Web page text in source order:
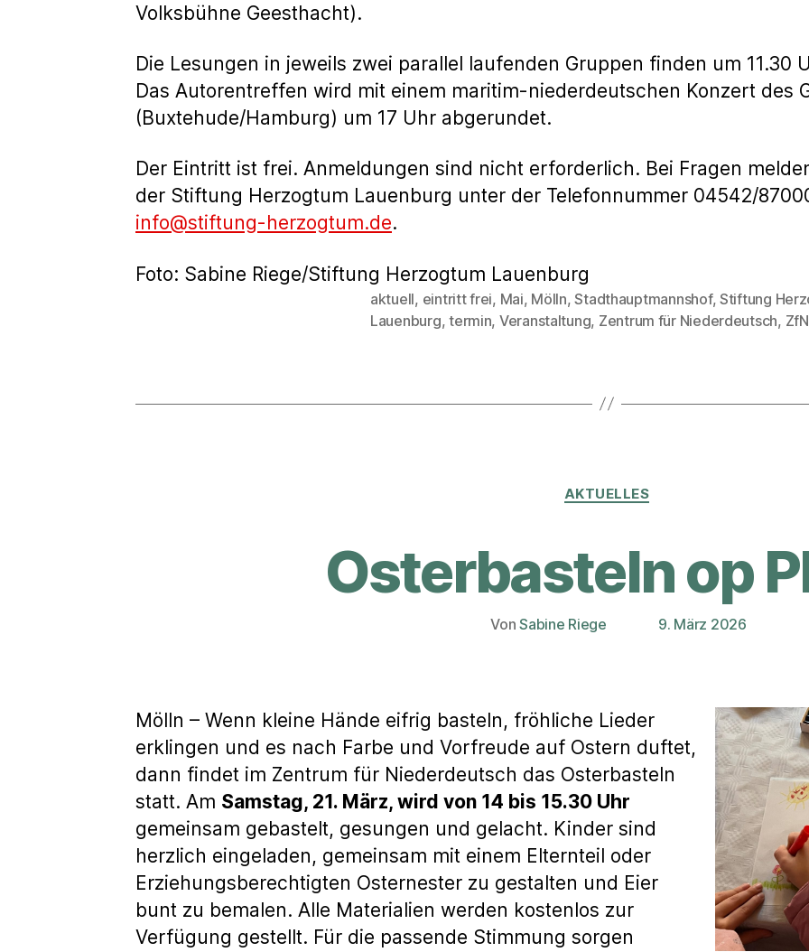
Volksbühne Geesthacht).
Die Lesungen in jeweils zwei parallel laufenden Gruppen finden um 11.30
Das Autorentreffen wird mit einem maritim-niederdeutschen Konzert des
(Buxtehude/Hamburg) um 17 Uhr abgerundet.
Der Eintritt ist frei. Anmeldungen sind nicht erforderlich. Bei Fragen
der Stiftung Herzogtum Lauenburg unter der Telefonnummer 04542/
info@stiftung-herzogtum.de.
Foto: Sabine Riege/Stiftung Herzogtum Lauenburg
Schlagwörter
aktuell, eintritt frei, Mai, Mölln,Stadthauptmannshof, Stiftung
Lauenburg,termin, Veranstaltung, Zentrum für Niederdeutsch, ZfN
Kategorien
AKTUELLES
Osterbasteln op
Beitragsautor
VonSabine Riege Veröffentlichungsdatum
9. März 2026
Mölln – Wenn kleine Hände eifrig basteln, fröhliche Lieder
erklingen und es nach Farbe und Vorfreude auf Ostern duftet,
dann findet im Zentrum für Niederdeutsch das Osterbasteln
statt. Am Samstag, 21. März, wird von 14 bis 15.30 Uhr
gemeinsam gebastelt, gesungen und gelacht. Kinder sind
herzlich eingeladen, gemeinsam mit einem Elternteil oder
Erziehungsberechtigten Osternester zu gestalten und Eier
bunt zu bemalen. Alle Materialien werden kostenlos zur
Verfügung gestellt. Für die passende Stimmung sorgen